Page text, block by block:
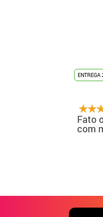
Fato
com